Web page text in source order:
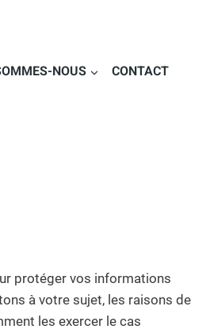
NOUS CONTACT
protéger vos informations
à votre sujet, les raisons de
les exercer le cas